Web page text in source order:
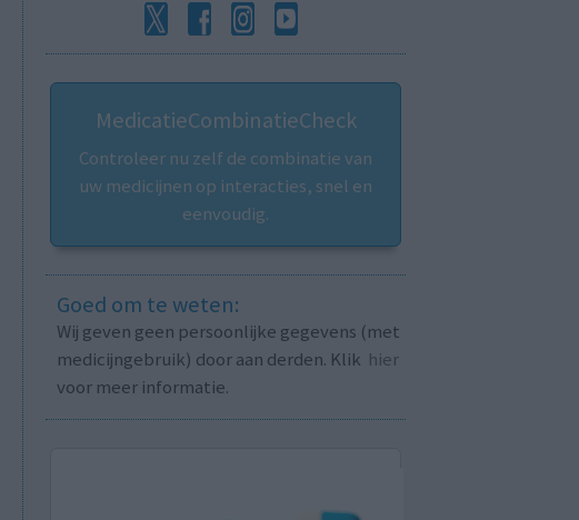
MedicatieCombinatieCheck
Controleer nu zelf de combinatie van
uw medicijnen op interacties, snel en
eenvoudig.
Goed om te weten:
Wij geven geen persoonlijke gegevens (met
medicijngebruik) door aan derden. Klik hier
voor meer informatie.